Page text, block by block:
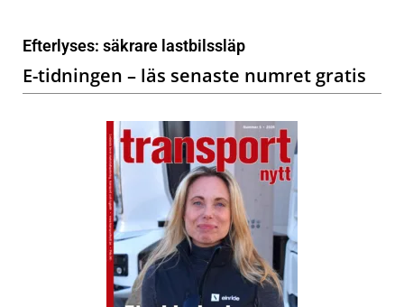
Efterlyses: säkrare lastbilssläp
E-tidningen – läs senaste numret gratis